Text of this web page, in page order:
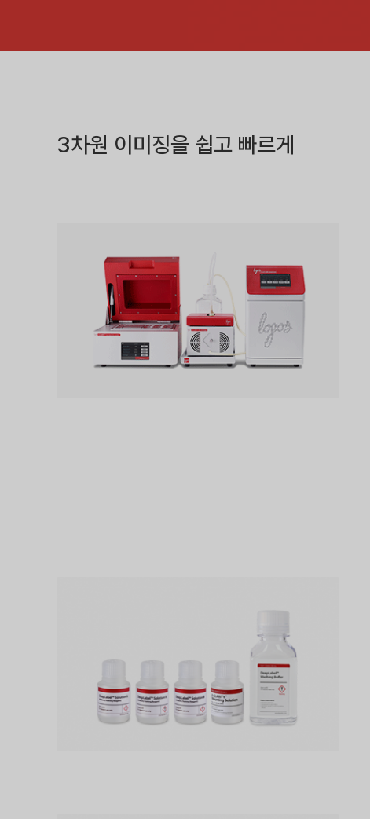
3차원 이미징을 쉽고 빠르게